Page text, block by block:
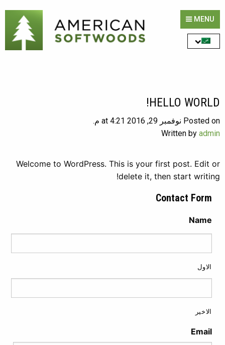
MENU
HELLO WORLD!
Posted on نوفمبر 29, 2016 at 4:21 م.
Written by admin
Welcome to WordPress. This is your first post. Edit or
delete it, then start writing!
Contact Form
Name
الاول
الاخير
Email